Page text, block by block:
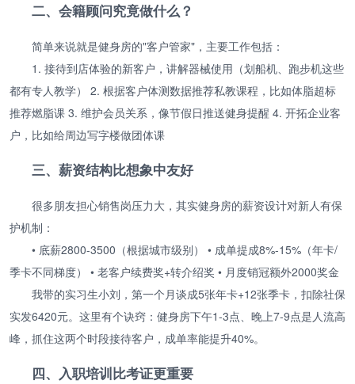
二、会籍顾问究竟做什么？
简单来说就是健身房的"客户管家"，主要工作包括：
1. 接待到店体验的新客户，讲解器械使用（划船机、跑步机这些
都有专人教学） 2. 根据客户体测数据推荐私教课程，比如体脂超标
推荐燃脂课 3. 维护会员关系，像节假日推送健身提醒 4. 开拓企业客
户，比如给周边写字楼做团体课
三、薪资结构比想象中友好
很多朋友担心销售岗压力大，其实健身房的薪资设计对新人有保
护机制：
• 底薪2800-3500（根据城市级别） • 成单提成8%-15%（年卡/
季卡不同梯度） • 老客户续费奖+转介绍奖 • 月度销冠额外2000奖金
我带的实习生小刘，第一个月谈成5张年卡+12张季卡，扣除社保
实发6420元。这里有个诀窍：健身房下午1-3点、晚上7-9点是人流高
峰，抓住这两个时段接待客户，成单率能提升40%。
四、入职培训比考证更重要